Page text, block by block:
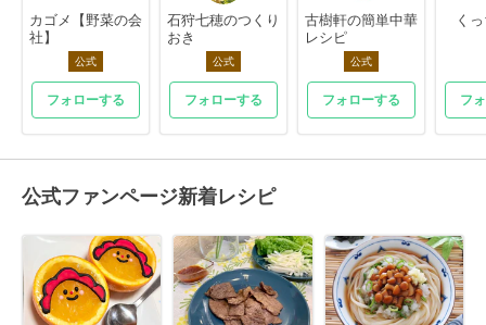
カゴメ【野菜の会
社】
公式
フォローする
石狩七穂のつくり
おき
公式
フォローする
古樹軒の簡単中華
レシピ
公式
フォローする
く
フ
公式ファンページ新着レシピ